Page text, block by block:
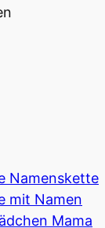
Namenskette
mit Namen
Mama